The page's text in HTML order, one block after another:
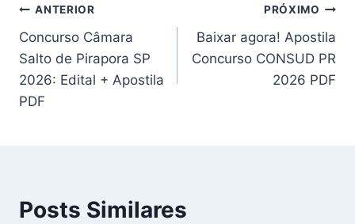
Navegação
de
Post
ANTERIOR
Concurso Câmara
Salto de Pirapora SP
2026: Edital + Apostila
PDF
PRÓXIMO
Baixar agora! Apostila
Concurso CONSUD PR
2026 PDF
Posts Similares